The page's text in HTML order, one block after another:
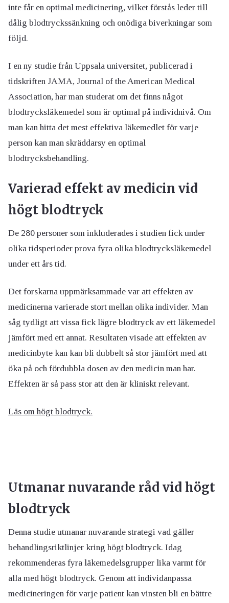
inte får en optimal medicinering, vilket förstås leder till
dålig blodtryckssänkning och onödiga biverkningar som
följd.
I en ny studie från Uppsala universitet, publicerad i
tidskriften JAMA, Journal of the American Medical
Association, har man studerat om det finns något
blodtrycksläkemedel som är optimal på individnivå. Om
man kan hitta det mest effektiva läkemedlet för varje
person kan man skräddarsy en optimal
blodtrycksbehandling.
Varierad effekt av medicin vid
högt blodtryck
De 280 personer som inkluderades i studien fick under
olika tidsperioder prova fyra olika blodtrycksläkemedel
under ett års tid.
Det forskarna uppmärksammade var att effekten av
medicinerna varierade stort mellan olika individer. Man
såg tydligt att vissa fick lägre blodtryck av ett läkemedel
jämfört med ett annat. Resultaten visade att effekten av
medicinbyte kan kan bli dubbelt så stor jämfört med att
öka på och fördubbla dosen av den medicin man har.
Effekten är så pass stor att den är kliniskt relevant.
Läs om högt blodtryck.
Utmanar nuvarande råd vid högt
blodtryck
Denna studie utmanar nuvarande strategi vad gäller
behandlingsriktlinjer kring högt blodtryck. Idag
rekommenderas fyra läkemedelsgrupper lika varmt för
alla med högt blodtryck. Genom att individanpassa
medicineringen för varje patient kan vinsten bli en bättre